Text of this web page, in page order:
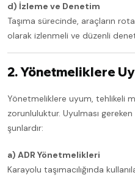
d) İzleme ve Denetim
Taşıma sürecinde, araçların
olarak izlenmeli ve düzenli
2. Yönetmeliklere
Yönetmeliklere uyum, tehlikeli
zorunluluktur. Uyulması
şunlardır:
a) ADR Yönetmelikleri
Karayolu taşımacılığında